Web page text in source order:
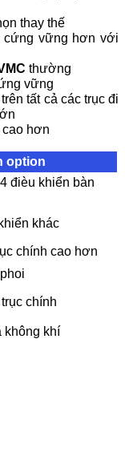
thay thế
cứng vững hơn với
thường
vững
tất cả các trục đi
hơn
option
đièu khiển bàn
khác
chính cao hơn
chính
không khí